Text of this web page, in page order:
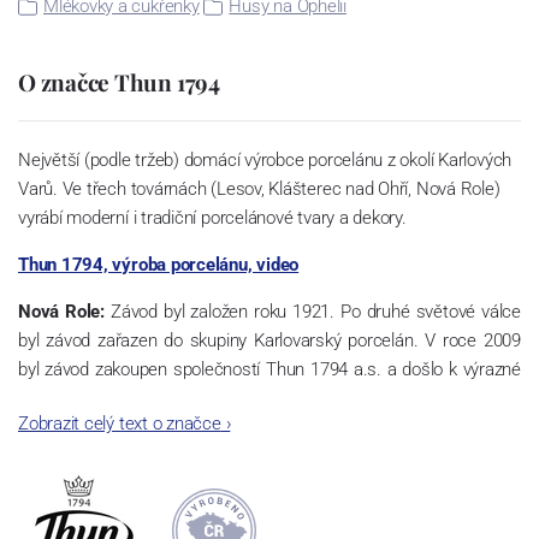
Mlékovky a cukřenky Husy na Ophelii
O značce Thun 1794
Největší (podle tržeb) domácí výrobce porcelánu z okolí Karlových
Varů. Ve třech továrnách (Lesov, Klášterec nad Ohří, Nová Role)
vyrábí moderní i tradiční porcelánové tvary a dekory.
Thun 1794, výroba porcelánu, video
Nová Role: Závod byl založen roku 1921. Po druhé světové válce
byl závod zařazen do skupiny Karlovarský porcelán. V roce 2009
byl závod zakoupen společností Thun 1794 a.s. a došlo k výrazné
společnosti a v jejím areálu jsou umístěny i provoz servis a výroba
a ve své výrobě navazuje na více jak 220-letou tradici výroby
porcelánu. Kapacita tohoto závodu je 3.500 - 4.000 tun ročně,
Zobrazit celý text o značce›